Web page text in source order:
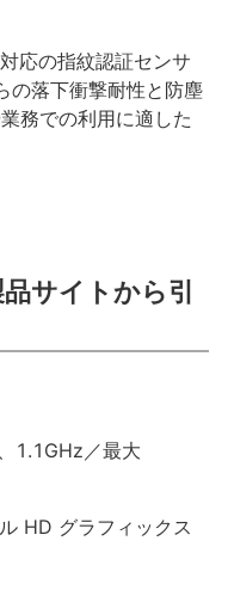
応の指紋認証センサ
の落下衝撃耐性と防塵
務での利用に適した
サイトから引
1.1GHz／最大
HD グラフィックス